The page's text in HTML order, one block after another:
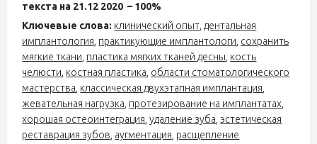
текста на 21.12 2020 – 100%
Ключевые слова: клинический опыт дентальная
имплантология практикующие имплантологи сохранить
мягкие ткани пластика мягких тканей десны кость
челюсти костная пластика области стоматологического
мастерства классическая двухэтапная имплантация
жевательная нагрузка протезирование на имплантатах
хорошая остеоинтеграция ,удаление зуба эстетическая
реставрация зубов аугментация расщепление